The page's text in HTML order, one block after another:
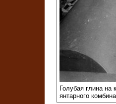
Голубая глина на
янтарного